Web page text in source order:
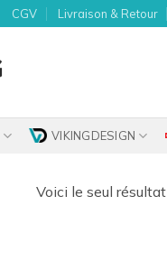
CGV Livraison & Retour
VIKINGDESIGN
Voici le seul résultat